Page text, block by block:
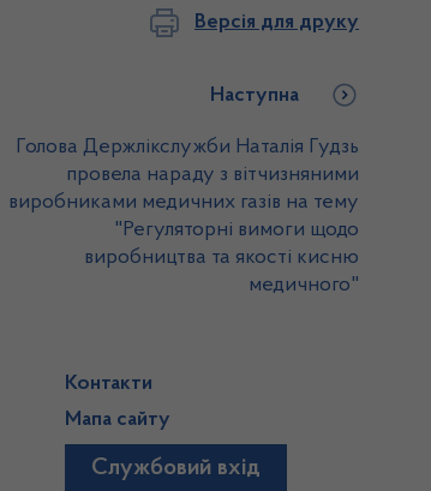
Версія для друку
Наступна
Голова Держлікслужби Наталія Гудзь
провела нараду з вітчизняними
виробниками медичних газів на тему
"Регуляторні вимоги щодо
виробництва та якості кисню
медичного"
Контакти
Мапа сайту
Службовий вхід